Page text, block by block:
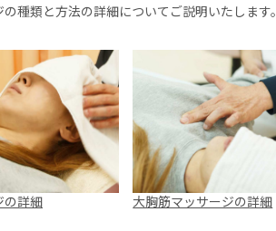
種類と方法の詳細についてご説明いたします。
の詳細 大胸筋マッサージの詳細